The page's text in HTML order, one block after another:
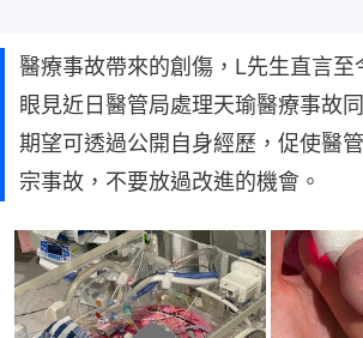
醫療事故帶來的創傷，L先生直言至
眼見近日醫管局處理天瑜醫療事故
期望可透過公開自身經歷，促使醫
宗事故，不要放過改進的機會。